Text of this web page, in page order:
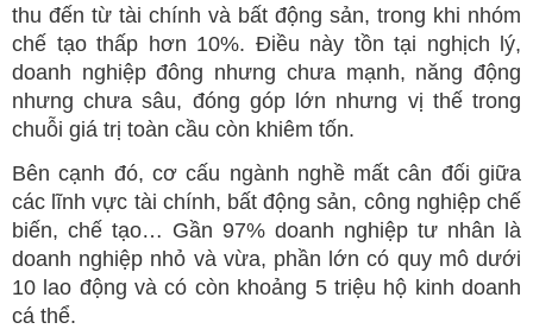
thu đến từ tài chính và bất động sản, trong khi nhóm
chế tạo thấp hơn 10%. Điều này tồn tại nghịch lý,
doanh nghiệp đông nhưng chưa mạnh, năng động
nhưng chưa sâu, đóng góp lớn nhưng vị thế trong
chuỗi giá trị toàn cầu còn khiêm tốn.
Bên cạnh đó, cơ cấu ngành nghề mất cân đối giữa
các lĩnh vực tài chính, bất động sản, công nghiệp chế
biến, chế tạo… Gần 97% doanh nghiệp tư nhân là
doanh nghiệp nhỏ và vừa, phần lớn có quy mô dưới
10 lao động và có còn khoảng 5 triệu hộ kinh doanh
cá thể.